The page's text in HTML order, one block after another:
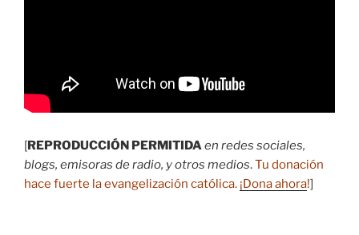
[REPRODUCCIÓN PERMITIDAen redes sociales,
blogs, emisoras de radio, y otros medios.Tu donación
hace fuerte la evangelización católica. ¡Dona ahora!]